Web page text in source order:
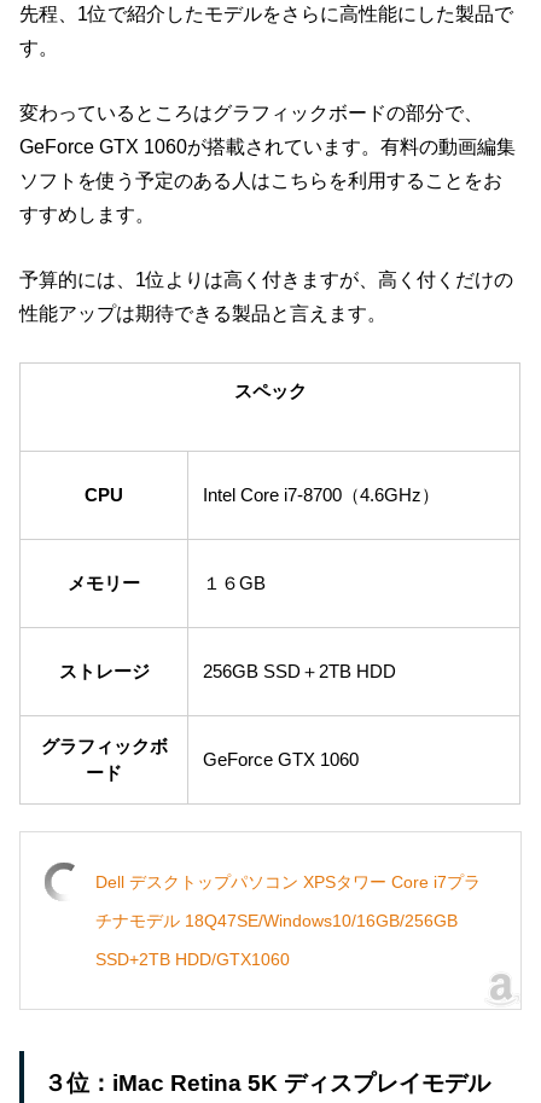
先程、1位で紹介したモデルをさらに高性能にした製品で
す。
変わっているところはグラフィックボードの部分で、
GeForce GTX 1060が搭載されています。有料の動画編集
ソフトを使う予定のある人はこちらを利用することをお
すすめします。
予算的には、1位よりは高く付きますが、高く付くだけの
性能アップは期待できる製品と言えます。
スペック
CPU Intel Core i7-8700（4.6GHz）
メモリー １６GB
ストレージ 256GB SSD＋2TB HDD
グラフィックボ
ード
GeForce GTX 1060
Dell デスクトップパソコン XPSタワー Core i7プラ
チナモデル 18Q47SE/Windows10/16GB/256GB
SSD+2TB HDD/GTX1060
３位：iMac Retina 5K ディスプレイモデル